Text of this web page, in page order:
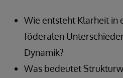
Wie entsteht Klarheit in
föderalen
Dynamik?
Was bedeutet